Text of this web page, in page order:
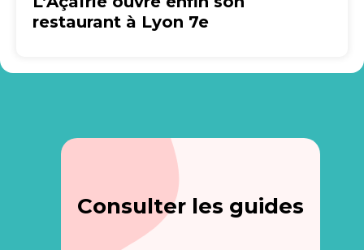
restaurant à Lyon 7e
Consulter les guides